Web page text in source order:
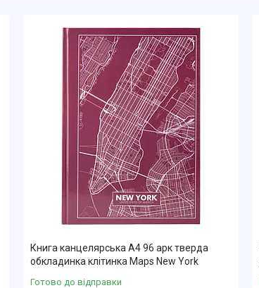
Книга канцелярська А4 96 арк тверда
обкладинка клітинка Maps New York
Готово до відправки